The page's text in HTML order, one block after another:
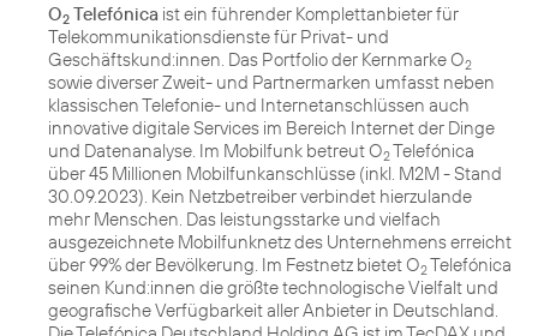
O2 Telefónica ist ein führender Komplettanbieter für
Telekommunikationsdienste für Privat- und
Geschäftskund:innen. Das Portfolio der Kernmarke O2
sowie diverser Zweit- und Partnermarken umfasst neben
klassischen Telefonie- und Internetanschlüssen auch
innovative digitale Services im Bereich Internet der Dinge
und Datenanalyse. Im Mobilfunk betreut O2Telefónica
über 45 Millionen Mobilfunkanschlüsse (inkl. M2M - Stand
30.09.2023). Kein Netzbetreiber verbindet hierzulande
mehr Menschen. Das leistungsstarke und vielfach
ausgezeichnete Mobilfunknetz des Unternehmens erreicht
über 99% der Bevölkerung. Im Festnetz bietet O2Telefónica
seinen Kund:innen die größte technologische Vielfalt und
geografische Verfügbarkeit aller Anbieter in Deutschland.